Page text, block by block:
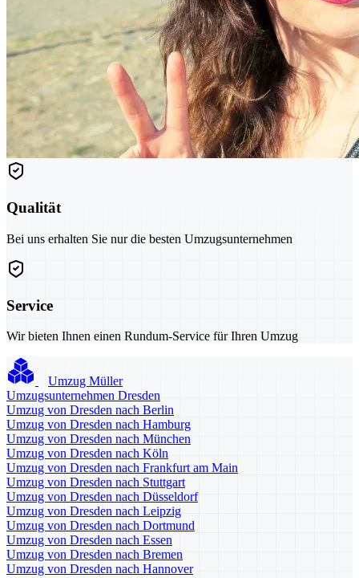
Qualität
Bei uns erhalten Sie nur die besten Umzugsunternehmen
Service
Wir bieten Ihnen einen Rundum-Service für Ihren Umzug
Umzug Müller
Umzugsunternehmen Dresden
Umzug von Dresden nach Berlin
Umzug von Dresden nach Hamburg
Umzug von Dresden nach München
Umzug von Dresden nach Köln
Umzug von Dresden nach Frankfurt am Main
Umzug von Dresden nach Stuttgart
Umzug von Dresden nach Düsseldorf
Umzug von Dresden nach Leipzig
Umzug von Dresden nach Dortmund
Umzug von Dresden nach Essen
Umzug von Dresden nach Bremen
Umzug von Dresden nach Hannover